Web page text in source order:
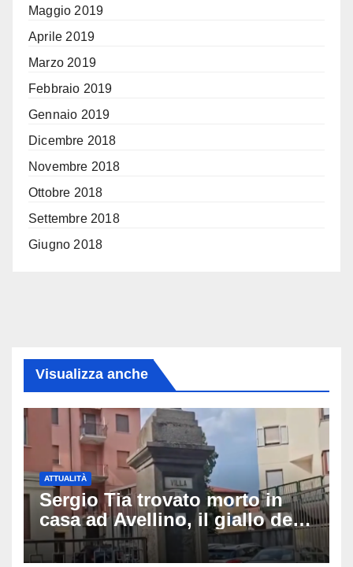
Maggio 2019
Aprile 2019
Marzo 2019
Febbraio 2019
Gennaio 2019
Dicembre 2018
Novembre 2018
Ottobre 2018
Settembre 2018
Giugno 2018
Visualizza anche
ATTUALITÀ
Sergio Tia trovato morto in
casa ad Avellino, il giallo della
porta socchiusa: disposta
l’autopsia